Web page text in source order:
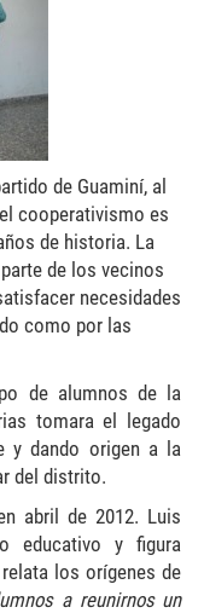
de Guaminí, al
cooperativismo es
de historia. La
de los vecinos
necesidades
como por las
de alumnos de la
tomara el legado
y dando origen a la
del distrito.
abril de 2012. Luis
educativo y figura
los orígenes de
a reunirnos un